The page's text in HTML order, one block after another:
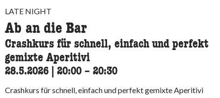
LATE NIGHT
Ab an die Bar
Crashkurs für schnell, einfach und perfekt
gemixte Aperitivi
28.5.2026 20:00 accessibility.time_to
– 20:30
Crashkurs für schnell, einfach und perfekt gemixte Aperitivi